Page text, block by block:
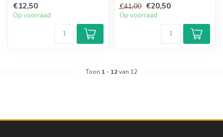
€12,50
Op voorraad
strijkinstru...
€41,00 €20,50
Op voorraad
Toon 1 - 12van 12